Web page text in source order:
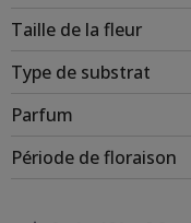
Taille de la fleur
Type de substrat
Parfum
Période de floraison